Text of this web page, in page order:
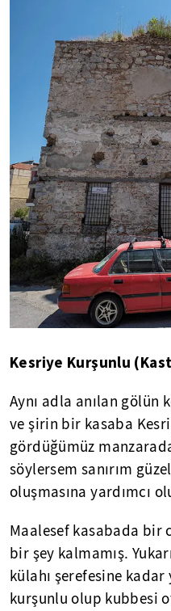
Kesriye Kurşunlu
Aynı adla anılan gölün
ve şirin bir kasaba
gördüğümüz
söylersem sanırım
oluşmasına yardımcı
Maalesef kasabada bir
bir şey kalmamış.
külahı şerefesine kadar
kurşunlu olup kubbesi